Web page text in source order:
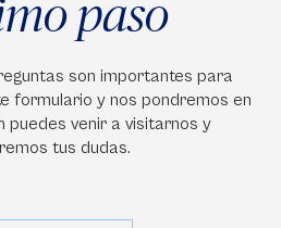
paso
son importantes para
formulario y nos pondremos en
puedes venir a visitarnos y
tus dudas.